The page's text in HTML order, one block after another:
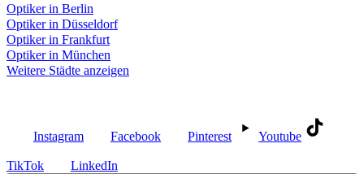
Optiker in Berlin
Optiker in Düsseldorf
Optiker in Frankfurt
Optiker in München
Weitere Städte anzeigen
Instagram Facebook Pinterest Youtube
TikTok LinkedIn